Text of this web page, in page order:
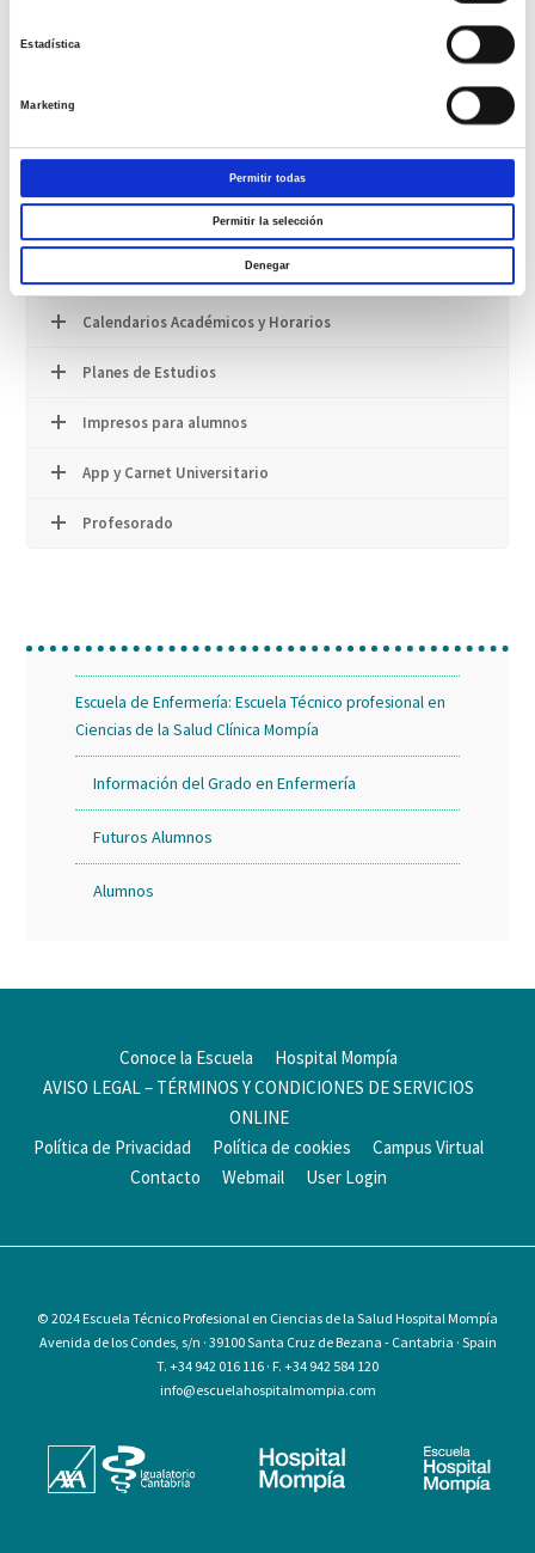
Estadística
Marketing
Permitir todas
Permitir la selección
Denegar
Normativa de Admisión y Matrícula
Normativa Académica Básica
Calendarios Académicos y Horarios
Planes de Estudios
Impresos para alumnos
App y Carnet Universitario
Profesorado
Escuela de Enfermería: Escuela Técnico profesional en
Ciencias de la Salud Clínica Mompía
Información del Grado en Enfermería
Futuros Alumnos
Alumnos
Conoce la Escuela
Hospital Mompía
AVISO LEGAL – TÉRMINOS Y CONDICIONES DE SERVICIOS
ONLINE
Política de Privacidad
Política de cookies
Campus Virtual
Contacto
Webmail User Login
© 2024 Escuela Técnico Profesional en Ciencias de la Salud Hospital Mompía
Avenida de los Condes, s/n · 39100 Santa Cruz de Bezana - Cantabria · Spain
T. +34 942 016 116 · F. +34 942 584 120
info@escuelahospitalmompia.com